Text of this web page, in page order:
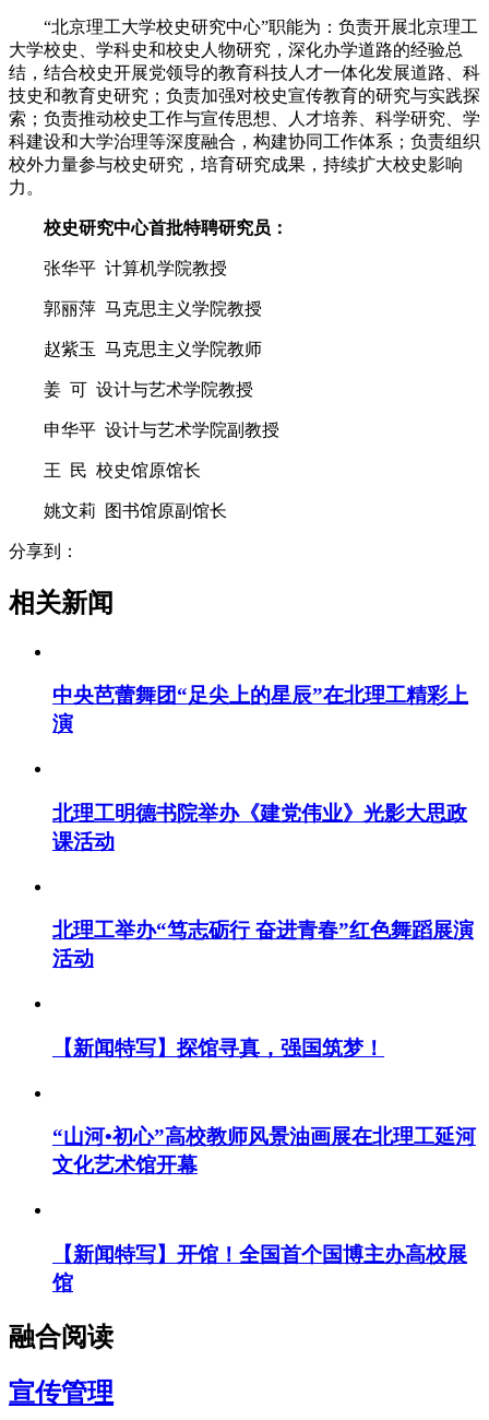
“北京理工大学校史研究中心”职能为：负责开展北京理工
大学校史、学科史和校史人物研究，深化办学道路的经验总
结，结合校史开展党领导的教育科技人才一体化发展道路、科
技史和教育史研究；负责加强对校史宣传教育的研究与实践探
索；负责推动校史工作与宣传思想、人才培养、科学研究、学
科建设和大学治理等深度融合，构建协同工作体系；负责组织
校外力量参与校史研究，培育研究成果，持续扩大校史影响
力。
校史研究中心首批特聘研究员：
张华平 计算机学院教授
郭丽萍 马克思主义学院教授
赵紫玉 马克思主义学院教师
姜 可 设计与艺术学院教授
申华平 设计与艺术学院副教授
王 民 校史馆原馆长
姚文莉 图书馆原副馆长
分享到：
相关新闻
中央芭蕾舞团“足尖上的星辰”在北理工精彩上
演
北理工明德书院举办《建党伟业》光影大思政
课活动
北理工举办“笃志砺行 奋进青春”红色舞蹈展演
活动
【新闻特写】探馆寻真，强国筑梦！
“山河•初心”高校教师风景油画展在北理工延河
文化艺术馆开幕
【新闻特写】开馆！全国首个国博主办高校展
馆
融合阅读
宣传管理